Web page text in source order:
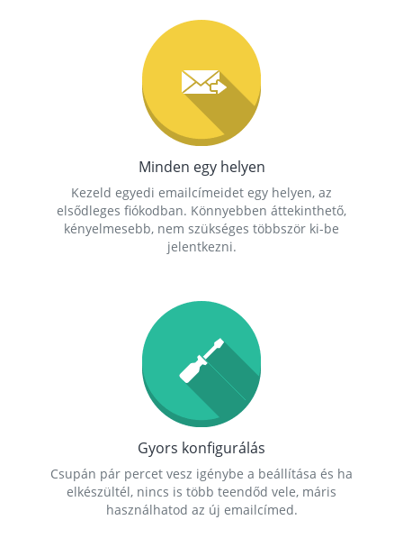
Minden egy helyen
Kezeld egyedi emailcímeidet egy helyen, az
elsődleges fiókodban. Könnyebben áttekinthető,
kényelmesebb, nem szükséges többször ki-be
jelentkezni.
Gyors konfigurálás
Csupán pár percet vesz igénybe a beállítása és ha
elkészültél, nincs is több teendőd vele, máris
használhatod az új emailcímed.